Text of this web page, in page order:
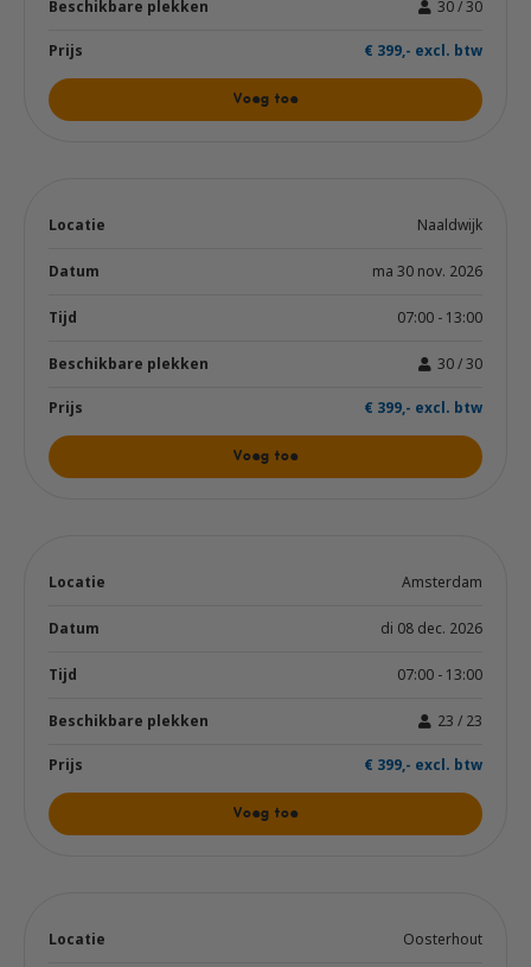
30 / 30
€ 399,- excl. btw
Voeg toe
Naaldwijk
ma 30 nov. 2026
07:00 - 13:00
30 / 30
€ 399,- excl. btw
Voeg toe
Amsterdam
di 08 dec. 2026
07:00 - 13:00
23 / 23
€ 399,- excl. btw
Voeg toe
Oosterhout